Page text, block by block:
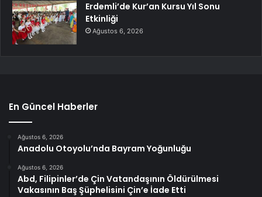
Erdemli’de Kur’an Kursu Yıl Sonu
Etkinliği
Ağustos 6, 2026
En Güncel Haberler
Ağustos 6, 2026
Anadolu Otoyolu’nda Bayram Yoğunluğu
Ağustos 6, 2026
Abd, Filipinler’de Çin Vatandaşının Öldürülmesi
Vakasının Baş Şüphelisini Çin’e İade Etti